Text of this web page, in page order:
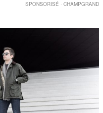
SPONSORISÉ · CHAMPGRAND